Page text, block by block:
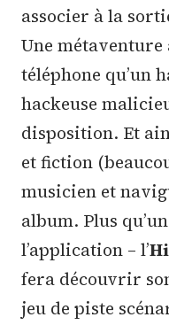
associer à la
Une
téléphone qu’un
hackeuse
disposition. Et
et fiction
musicien et
album. Plus
l’application – l’
fera découvrir
jeu de piste